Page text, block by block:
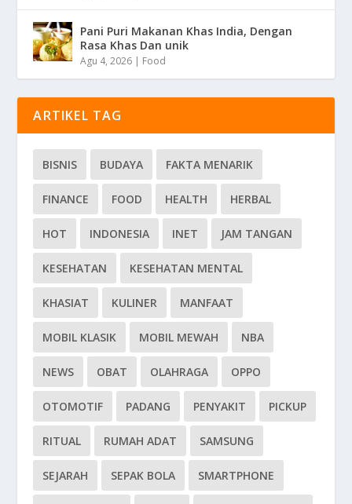
Pani Puri Makanan Khas India, Dengan
Rasa Khas Dan unik
Agu 4, 2026 | Food
ARTIKEL TAG
BISNIS BUDAYA FAKTA MENARIK
FINANCE FOOD HEALTH HERBAL
HOT INDONESIA INET JAM TANGAN
KESEHATAN KESEHATAN MENTAL
KHASIAT KULINER MANFAAT
MOBIL KLASIK MOBIL MEWAH NBA
NEWS OBAT OLAHRAGA OPPO
OTOMOTIF PADANG PENYAKIT PICKUP
RITUAL RUMAH ADAT SAMSUNG
SEJARAH SEPAK BOLA SMARTPHONE